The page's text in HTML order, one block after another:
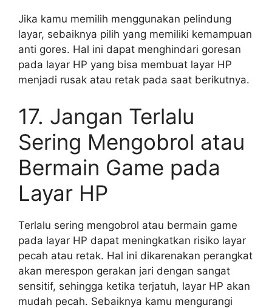
Jika kamu memilih menggunakan pelindung
layar, sebaiknya pilih yang memiliki kemampuan
anti gores. Hal ini dapat menghindari goresan
pada layar HP yang bisa membuat layar HP
menjadi rusak atau retak pada saat berikutnya.
17. Jangan Terlalu
Sering Mengobrol atau
Bermain Game pada
Layar HP
Terlalu sering mengobrol atau bermain game
pada layar HP dapat meningkatkan risiko layar
pecah atau retak. Hal ini dikarenakan perangkat
akan merespon gerakan jari dengan sangat
sensitif, sehingga ketika terjatuh, layar HP akan
mudah pecah. Sebaiknya kamu mengurangi